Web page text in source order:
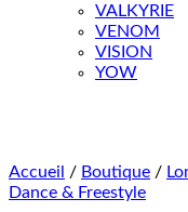
VALKYRIE
VENOM
VISION
YOW
Accueil / Boutique /
Dance & Freestyle